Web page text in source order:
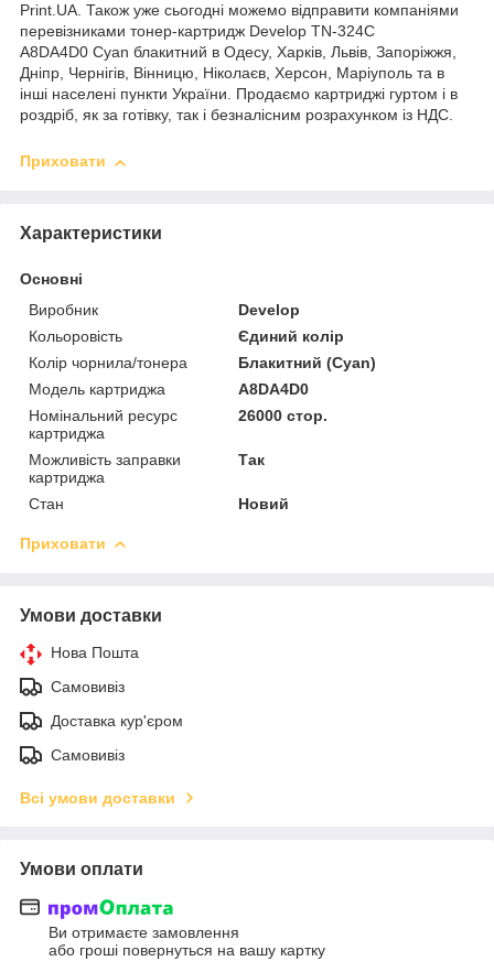
Print.UA. Також уже сьогодні можемо відправити компаніями
перевізниками тонер-картридж Develop TN-324C
A8DA4D0 Cyan блакитний в Одесу, Харків, Львів, Запоріжжя,
Дніпр, Чернігів, Вінницю, Ніколаєв, Херсон, Маріуполь та в
інші населені пункти України. Продаємо картриджі гуртом і в
роздріб, як за готівку, так і безналісним розрахунком із НДС.
Приховати
Характеристики
Основні
Виробник
Develop
Кольоровість
Єдиний колір
Колір чорнила/тонера
Блакитний (Cyan)
Модель картриджа
A8DA4D0
Номінальний ресурс
картриджа
26000 стор.
Можливість заправки
картриджа
Так
Стан Новий
Приховати
Умови доставки
Нова Пошта
Самовивіз
Доставка кур'єром
Самовивіз
Всі умови доставки
Умови оплати
Ви отримаєте замовлення
або гроші повернуться на вашу картку